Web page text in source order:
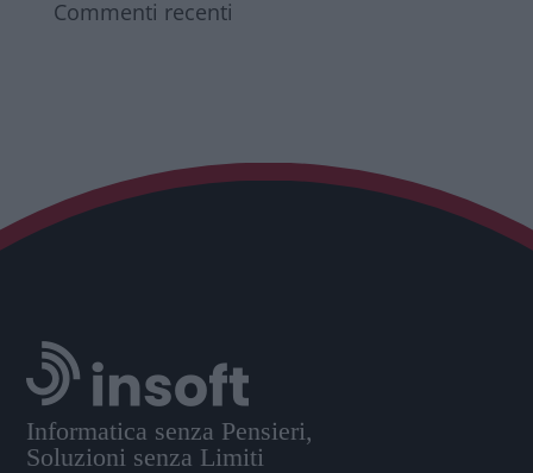
Commenti recenti
Informatica senza Pensieri,
Soluzioni senza Limiti